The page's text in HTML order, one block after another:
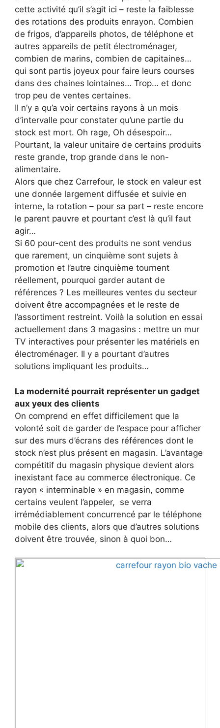
cette activité qu’il s’agit ici – reste la faiblesse
des rotations des produits enrayon. Combien
de frigos, d’appareils photos, de téléphone et
autres appareils de petit électroménager,
combien de marins, combien de capitaines…
qui sont partis joyeux pour faire leurs courses
dans des chaines lointaines… Trop… et donc
trop peu de ventes certaines.
Il n’y a qu’a voir certains rayons à un mois
d’intervalle pour constater qu’une partie du
stock est mort. Oh rage, Oh désespoir…
Pourtant, la valeur unitaire de certains produits
reste grande, trop grande dans le non-
alimentaire.
Alors que chez Carrefour, le stock en valeur est
une donnée largement diffusée et suivie en
interne, la rotation – pour sa part – reste encore
le parent pauvre et pourtant c’est là qu’il faut
agir…
Si 60 pour-cent des produits ne sont vendus
que rarement, un cinquième sont sujets à
promotion et l’autre cinquième tournent
réellement, pourquoi garder autant de
références ? Les meilleures ventes du secteur
doivent être accompagnées et le reste de
l’assortiment restreint. Voilà la solution en essai
actuellement dans 3 magasins : mettre un mur
TV interactives pour présenter les matériels en
électroménager. Il y a pourtant d’autres
solutions impliquant les produits…
La modernité pourrait représenter un gadget
aux yeux des clients
On comprend en effet difficilement que la
volonté soit de garder de l’espace pour afficher
sur des murs d’écrans des références dont le
stock n’est plus présent en magasin. L’avantage
compétitif du magasin physique devient alors
inexistant face au commerce électronique. Ce
rayon « interminable » en magasin, comme
certains veulent l’appeler, se verra
irrémédiablement concurrencé par le téléphone
mobile des clients, alors que d’autres solutions
doivent être trouvée, sinon à quoi bon…